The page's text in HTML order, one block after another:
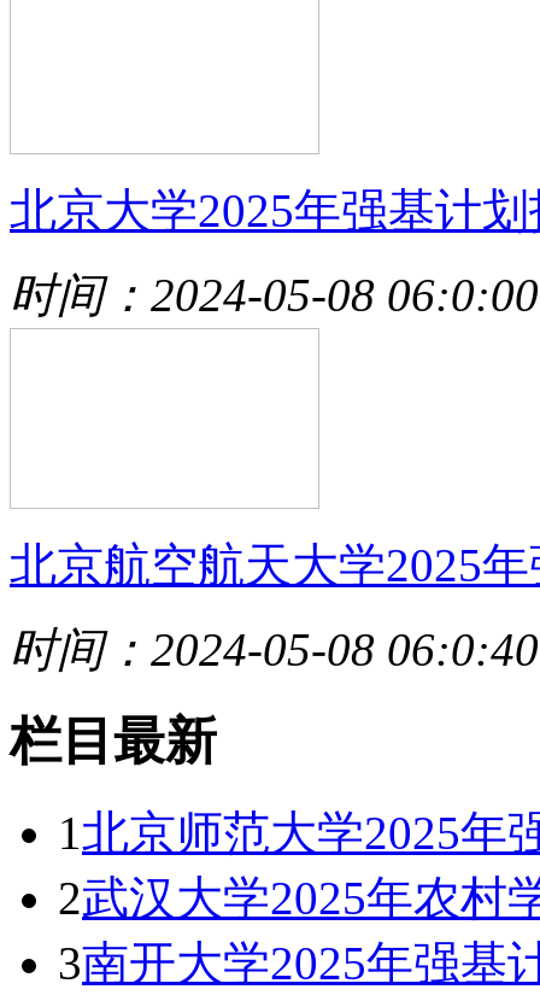
北京大学2025年强基计
时间：2024-05-08 06:0:00
北京航空航天大学2025
时间：2024-05-08 06:0:40
栏目最新
1北京师范大学2025年
2武汉大学2025年农村
3南开大学2025年强基